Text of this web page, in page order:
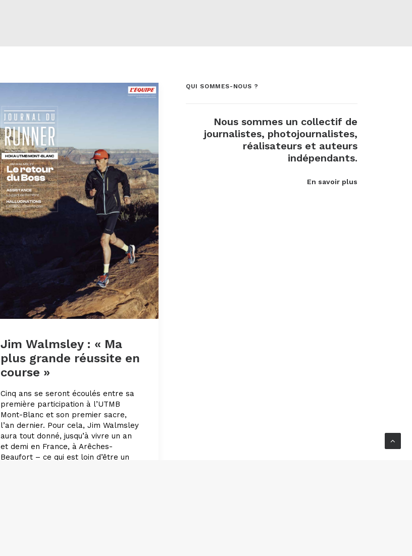
Jim Walmsley : « Ma
plus grande réussite en
course »
Cinq ans se seront écoulés entre sa
première participation à l’UTMB
Mont-Blanc et son premier sacre,
l’an dernier. Pour cela, Jim Walmsley
aura tout donné, jusqu’à vivre un an
et demi en France, à Arêches-
Beaufort – ce qui est loin d’être un
QUI SOMMES-NOUS ?
Nous sommes un collectif de
journalistes, photojournalistes,
réalisateurs et auteurs
indépendants.
En savoir plus